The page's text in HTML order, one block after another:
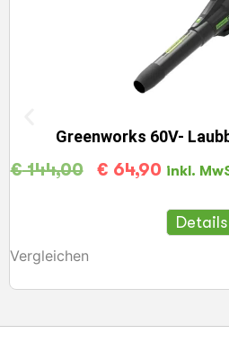
Greenworks 60V-
€144,00 € 64,90 inkl.
Vergleichen
Details